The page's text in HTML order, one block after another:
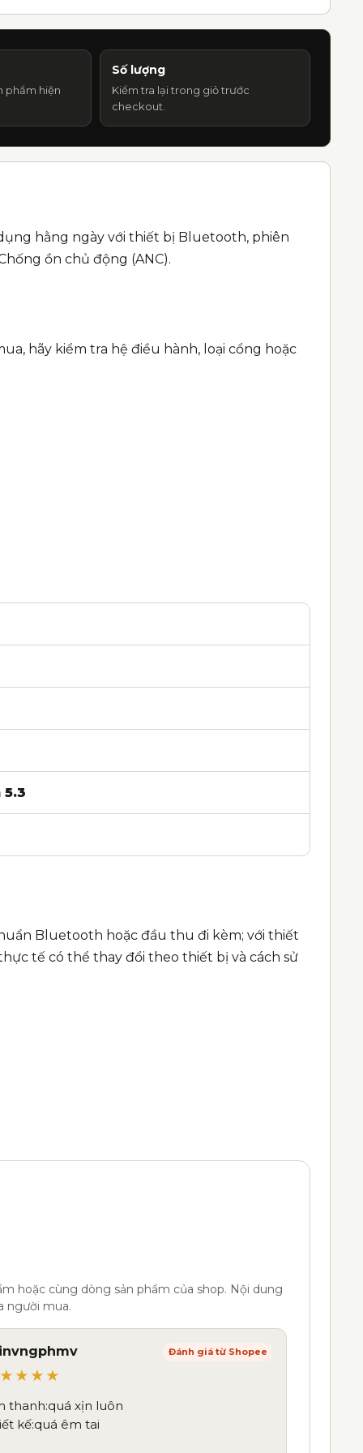
phẩm hiện
Số lượng
Kiểm tra lại trong giỏ trước
checkout.
hằng ngày với thiết bị Bluetooth, phiên
ồn chủ động (ANC).
hãy kiểm tra hệ điều hành, loại cổng hoặc
Bluetooth hoặc đầu thu đi kèm; với thiết
tế có thể thay đổi theo thiết bị và cách sử
hoặc cùng dòng sản phẩm của shop. Nội dung
người mua.
Đánh giá từ Shopee
thanh:quá xịn luôn
kế:quá êm tai